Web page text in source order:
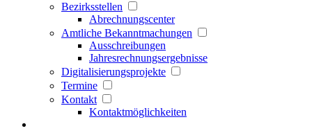
Bezirksstellen
Abrechnungscenter
Amtliche Bekanntmachungen
Ausschreibungen
Jahresrechnungsergebnisse
Digitalisierungsprojekte
Termine
Kontakt
Kontaktmöglichkeiten